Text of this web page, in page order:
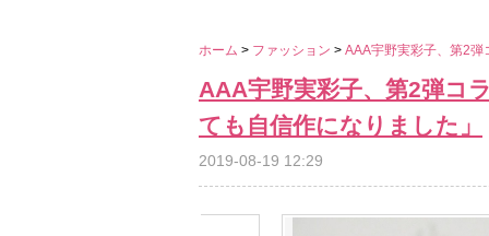
ホーム > ファッション > AAA宇野実彩子、第2
AAA宇野実彩子、第2弾コ
ても自信作になりました」
2019-08-19 12:29